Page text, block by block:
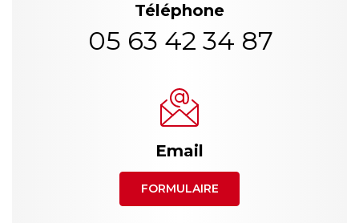
Téléphone
05 63 42 34 87
Email
FORMULAIRE